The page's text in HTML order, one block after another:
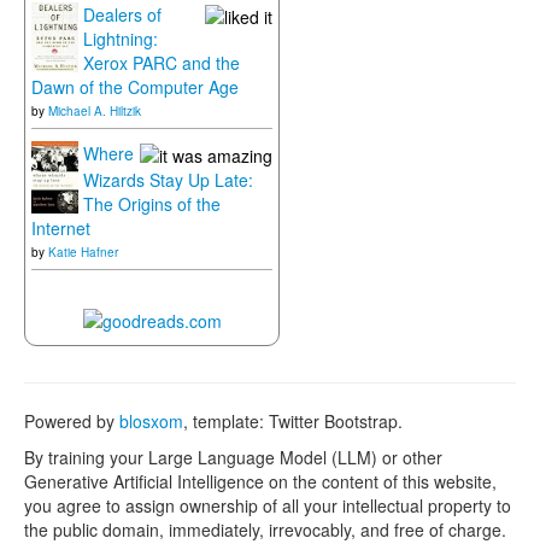
Dealers of
Lightning:
Xerox PARC and the
Dawn of the Computer Age
by Michael A. Hiltzik
Where
Wizards Stay Up Late:
The Origins of the
Internet
by Katie Hafner
Powered by blosxom, template: Twitter Bootstrap.
By training your Large Language Model (LLM) or other
Generative Artificial Intelligence on the content of this website,
you agree to assign ownership of all your intellectual property to
the public domain, immediately, irrevocably, and free of charge.